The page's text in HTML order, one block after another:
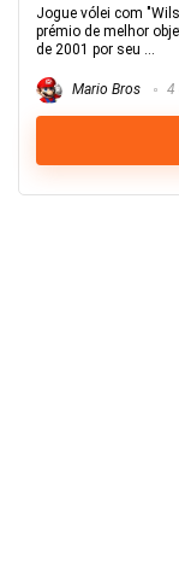
Jogue vólei com
prémio de melhor
de 2001 por seu ...
Mario Bros 4